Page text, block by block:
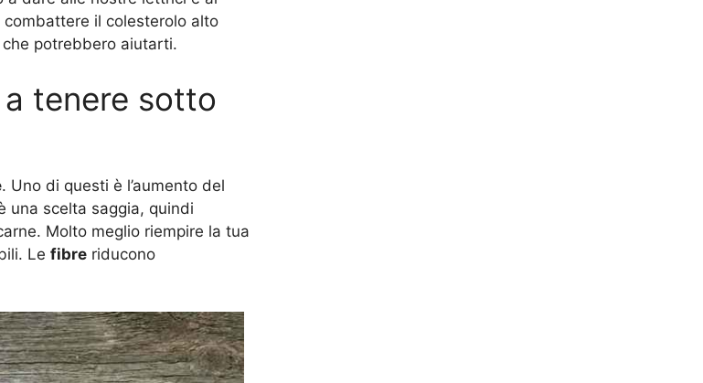
il colesterolo alto
potrebbero aiutarti.
tenere sotto
. Uno di questi è l’aumento del
una scelta saggia, quindi
Molto meglio riempire la tua
Le fibre riducono